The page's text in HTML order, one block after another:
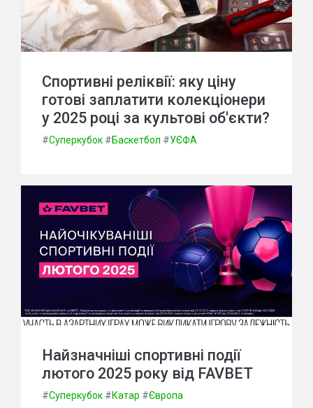
Спортивні реліквії: яку ціну
готові заплатити колекціонери
у 2025 році за культові об'єкти?
#Суперкубок #Баскетбол #УЄФА
Найзначніші спортивні події
лютого 2025 року від FAVBET
#Суперкубок #Катар #Європа